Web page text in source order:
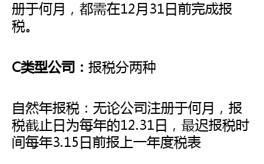
册于何月，都需在12月31日前完成报
税。
C类型公司： 报税分两种
自然年报税：无论公司注册于何月，报
税截止日为每年的12.31日，最迟报税时
间每年3.15日前报上一年度税表